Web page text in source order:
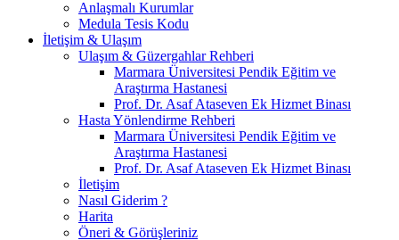
Anlaşmalı Kurumlar
Medula Tesis Kodu
İletişim & Ulaşım
Ulaşım & Güzergahlar Rehberi
Marmara Üniversitesi Pendik Eğitim ve
Araştırma Hastanesi
Prof. Dr. Asaf Ataseven Ek Hizmet Binası
Hasta Yönlendirme Rehberi
Marmara Üniversitesi Pendik Eğitim ve
Araştırma Hastanesi
Prof. Dr. Asaf Ataseven Ek Hizmet Binası
İletişim
Nasıl Giderim ?
Harita
Öneri & Görüşleriniz